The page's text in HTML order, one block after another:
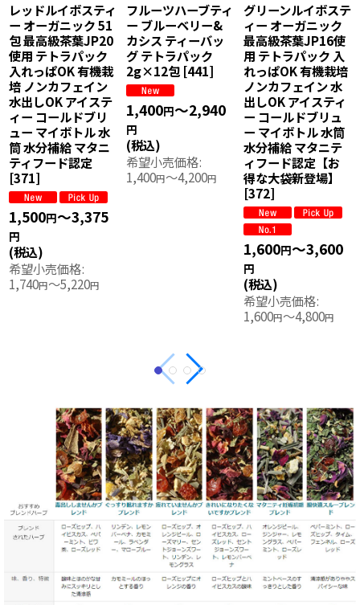
水出し ルイボスゆ
ず オーガニック ス
ティックパック
4g×12包 最高級ル
イボス茶葉×国産
ゆず果皮 アイステ
ィー コールドブリ
ュー マイボトル 水
筒 水分補給 マタニ
ティフード認定
[487]
1,400円～2,940
円
(税込)
希望小売価格
1,400 円～4,200
ルイボスティー グ
リーンルイボスうめ
水出し ハーブティ
ー 4g×12包 最高級
オーガニックルイ
ボス茶葉× 紀州南
高梅 梅干し スティ
ックパック サウナ
ドリンク 整う とと
のう サウナー コー
ルドブリュー マイ
ボトル 水筒 水分補
水出し マテ茶ミン
ト マテブラック×
ペパーミント ステ
ィックパック
4g×12包 アイステ
ィー コールドブリ
ュー マイボトル 水
筒 水分補給[463]
1,400円～2,940
円
(税込)
希望小売価格:
1,400円～4,200